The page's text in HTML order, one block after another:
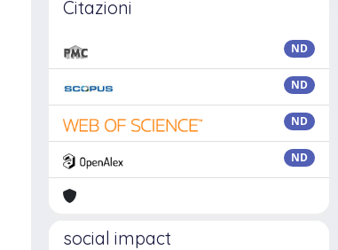
Citazioni
ND
ND
ND
ND
social impact